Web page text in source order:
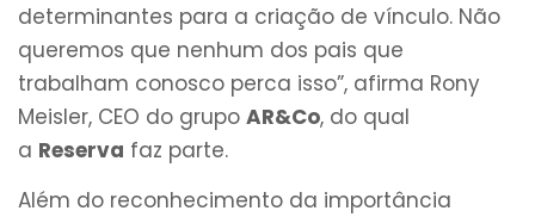
determinantes para a criação de vínculo. Não
queremos que nenhum dos pais que
trabalham conosco perca isso”, afirma Rony
Meisler, CEO do grupo AR&Co, do qual
a Reserva faz parte.
Além do reconhecimento da importância